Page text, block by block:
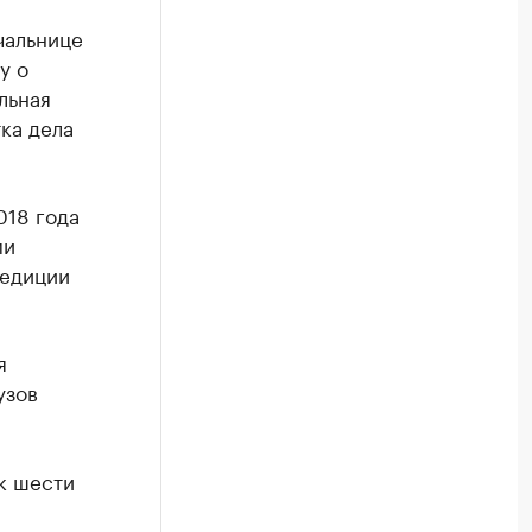
о
дела
года
шести